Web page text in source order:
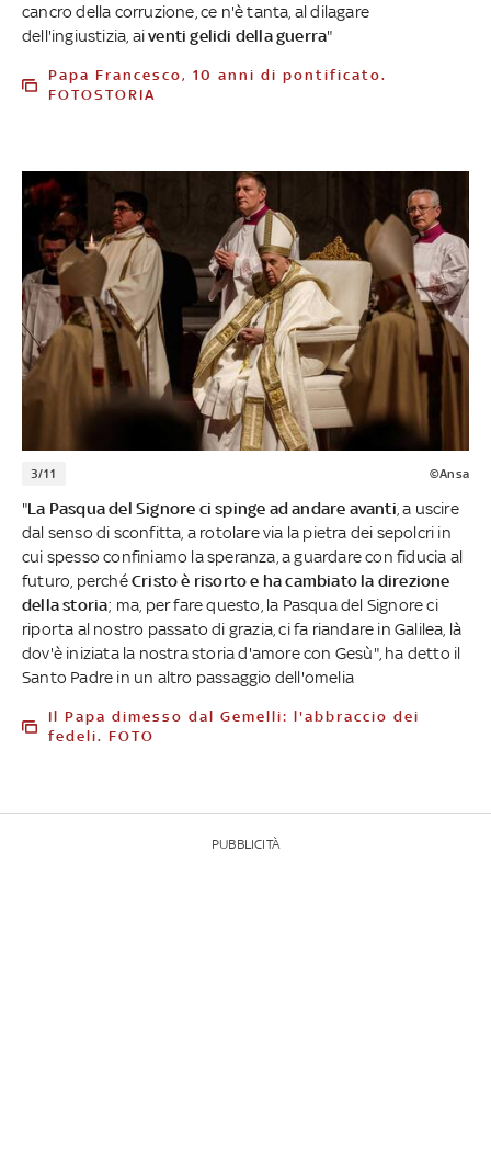
cancro della corruzione, ce n'è tanta, al dilagare
dell'ingiustizia, aiventi gelidi della guerra"
Papa Francesco, 10 anni di pontificato.
FOTOSTORIA
3/11 ©Ansa
"La Pasqua del Signore ci spinge ad andare avanti , a uscire
dal senso di sconfitta, a rotolare via la pietra dei sepolcri in
cui spesso confiniamo la speranza, a guardare con fiducia al
futuro, perchéCristo è risorto e ha cambiato la direzione
della storia; ma, per fare questo, la Pasqua del Signore ci
riporta al nostro passato di grazia, ci fa riandare in Galilea, là
dov'è iniziata la nostra storia d'amore con Gesù", ha detto il
Santo Padre in un altro passaggio dell'omelia
Il Papa dimesso dal Gemelli: l'abbraccio dei
fedeli. FOTO
PUBBLICITÀ